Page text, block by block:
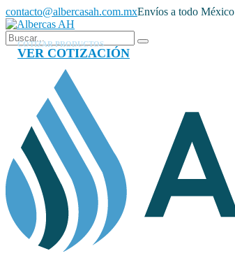
contacto@albercasah.com.mxEnvíos a todo México
COTIZAR PRODUCTOS
VER COTIZACIÓN